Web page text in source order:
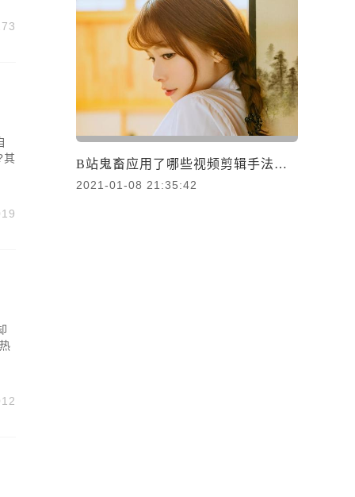
其
B站鬼畜应用了哪些视频剪辑手法，什么是鬼畜?
2021-01-08 21:35:42